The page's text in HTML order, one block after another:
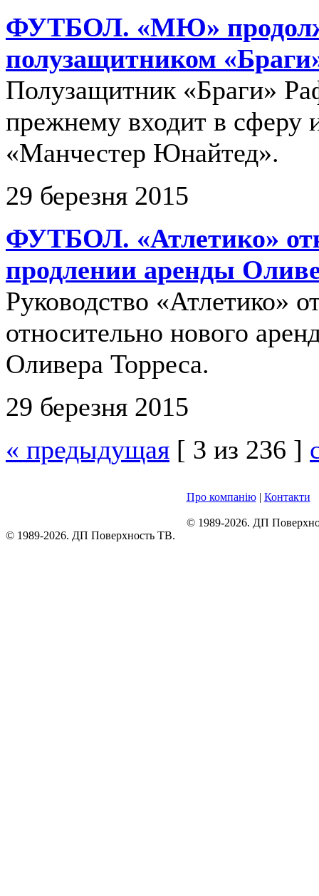
ФУТБОЛ. «МЮ»
полузащитником
Полузащитник «Браги»
прежнему входит в сферу
«Манчестер Юнайтед».
29 березня 2015
ФУТБОЛ. «Атлетико»
продлении аренды
Руководство «Атлетико»
относительно нового
Оливера Торреса.
29 березня 2015
« предыдущая [ 3 из 236 ]
Про компанію| Контакти
© 1989-2026. ДП
© 1989-2026. ДП Поверхность ТВ.